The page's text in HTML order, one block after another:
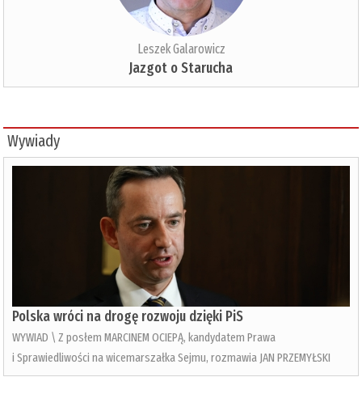
Leszek Galarowicz
Jazgot o Starucha
Wywiady
Polska wróci na drogę rozwoju dzięki PiS
WYWIAD \ Z posłem MARCINEM OCIEPĄ, kandydatem Prawa
i Sprawiedliwości na wicemarszałka Sejmu, rozmawia JAN PRZEMYŁSKI